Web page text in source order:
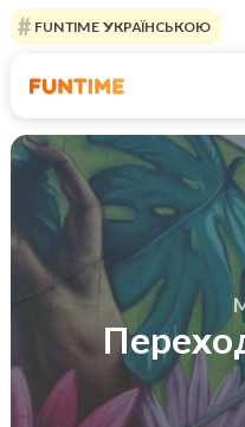
FUNTIME УКРАЇНСЬКОЮ